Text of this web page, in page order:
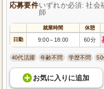
応募要件いずれか必須: 社会
師
就業時間 休憩
日勤 9:00～ 18:00 60分
40代活躍 年齢不問 学歴不問 50
お気に入り に追加